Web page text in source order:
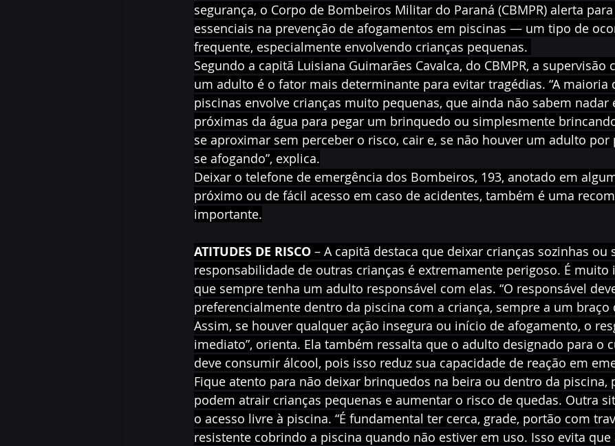
segurança, o Corpo de Bombeiros Militar do Paraná (CBMPR) alerta
essenciais na prevenção de afogamentos em piscinas — um tipo de
frequente, especialmente envolvendo crianças pequenas.
Segundo a capitã Luisiana Guimarães Cavalca, do CBMPR, a supervisão
um adulto é o fator mais determinante para evitar tragédias. “A maioria
piscinas envolve crianças muito pequenas, que ainda não sabem nadar
próximas da água para pegar um brinquedo ou simplesmente
se aproximar sem perceber o risco, cair e, se não houver um adulto por
se afogando”, explica.
Deixar o telefone de emergência dos Bombeiros, 193, anotado em
próximo ou de fácil acesso em caso de acidentes, também é uma
importante.
ATITUDES DE RISCO – A capitã destaca que deixar crianças sozinhas ou
responsabilidade de outras crianças é extremamente perigoso. É
que sempre tenha um adulto responsável com elas. “O responsável
preferencialmente dentro da piscina com a criança, sempre a um braço
Assim, se houver qualquer ação insegura ou início de afogamento, o
imediato”, orienta. Ela também ressalta que o adulto designado para o
deve consumir álcool, pois isso reduz sua capacidade de reação em
Fique atento para não deixar brinquedos na beira ou dentro da piscina,
podem atrair crianças pequenas e aumentar o risco de quedas. Outra
o acesso livre à piscina. “É fundamental ter cerca, grade, portão com
resistente cobrindo a piscina quando não estiver em uso. Isso evita que